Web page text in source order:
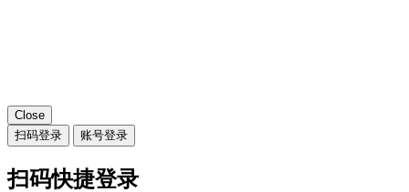
Close
扫码登录
账号登录
扫码快捷登录